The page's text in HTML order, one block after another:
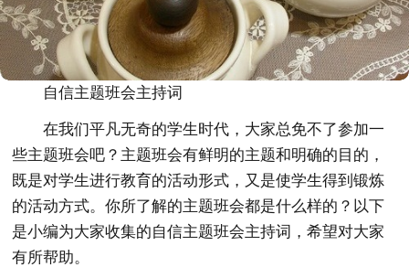
自信主题班会主持词
在我们平凡无奇的学生时代，大家总免不了参加一
些主题班会吧？主题班会有鲜明的主题和明确的目的，
既是对学生进行教育的活动形式，又是使学生得到锻炼
的活动方式。你所了解的主题班会都是什么样的？以下
是小编为大家收集的自信主题班会主持词，希望对大家
有所帮助。